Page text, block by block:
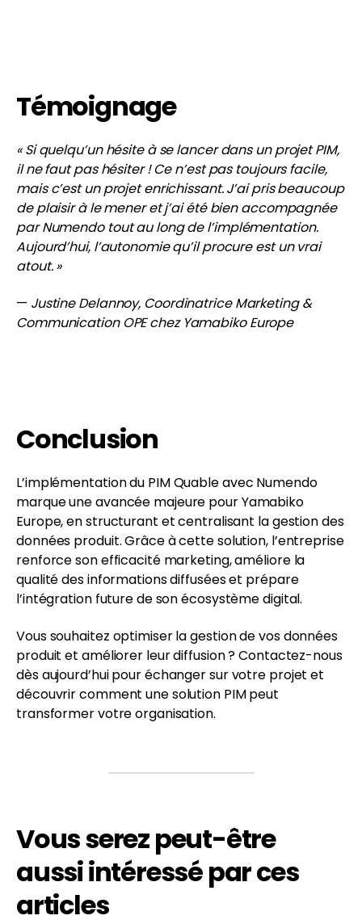
Témoignage
« Si quelqu’un hésite à se lancer dans un projet PIM,
il ne faut pas hésiter ! Ce n’est pas toujours facile,
mais c’est un projet enrichissant. J’ai pris beaucoup
de plaisir à le mener et j’ai été bien accompagnée
par Numendo tout au long de l’implémentation.
Aujourd’hui, l’autonomie qu’il procure est un vrai
atout. »
— Justine Delannoy, Coordinatrice Marketing &
Communication OPE chez Yamabiko Europe
Conclusion
L’implémentation du PIM Quable avec Numendo
marque une avancée majeure pour Yamabiko
Europe, en structurant et centralisant la gestion des
données produit. Grâce à cette solution, l’entreprise
renforce son efficacité marketing, améliore la
qualité des informations diffusées et prépare
l’intégration future de son écosystème digital.
Vous souhaitez optimiser la gestion de vos données
produit et améliorer leur diffusion ? Contactez-nous
dès aujourd’hui pour échanger sur votre projet et
découvrir comment une solution PIM peut
transformer votre organisation.
Vous serez peut-être
aussi intéressé par ces
articles